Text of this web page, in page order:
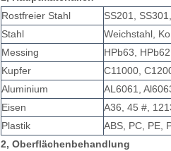
Rostfreier Stahl
SS201,
Stahl
Weichstahl,
Messing
HPb63,
Kupfer
C11000,
Aluminium
AL6061,
Eisen
A36, 45 #,
Plastik
ABS, PC, PE,
2, Oberflächenbehandlung